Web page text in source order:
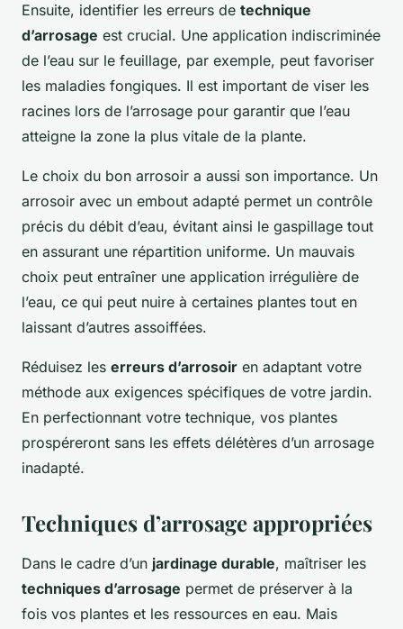
Ensuite, identifier les erreurs de technique
d’arrosage est crucial. Une application indiscriminée
de l’eau sur le feuillage, par exemple, peut favoriser
les maladies fongiques. Il est important de viser les
racines lors de l’arrosage pour garantir que l’eau
atteigne la zone la plus vitale de la plante.
Le choix du bon arrosoir a aussi son importance. Un
arrosoir avec un embout adapté permet un contrôle
précis du débit d’eau, évitant ainsi le gaspillage tout
en assurant une répartition uniforme. Un mauvais
choix peut entraîner une application irrégulière de
l’eau, ce qui peut nuire à certaines plantes tout en
laissant d’autres assoiffées.
Réduisez les erreurs d’arrosoir en adaptant votre
méthode aux exigences spécifiques de votre jardin.
En perfectionnant votre technique, vos plantes
prospéreront sans les effets délétères d’un arrosage
inadapté.
Techniques d’arrosage appropriées
Dans le cadre d’un jardinage durable, maîtriser les
techniques d’arrosage permet de préserver à la
fois vos plantes et les ressources en eau. Mais